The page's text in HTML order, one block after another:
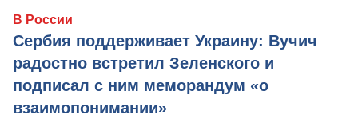
В России
Сербия поддерживает Украину: Вучич
радостно встретил Зеленского и
подписал с ним меморандум «о
взаимопонимании»